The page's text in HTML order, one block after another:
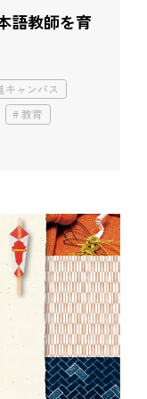
語教師を育
キャンパス
教育